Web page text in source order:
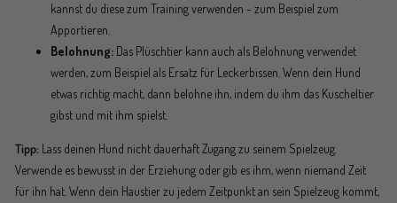
kannst du diese zum Training verwenden - zum Beispiel zum
Apportieren.
Belohnung: Das Plüschtier kann auch als Belohnung verwendet
werden, zum Beispiel als Ersatz für Leckerbissen. Wenn dein Hund
etwas richtig macht, dann belohne ihn, indem du ihm das Kuscheltier
gibst und mit ihm spielst.
Tipp: Lass deinen Hund nicht dauerhaft Zugang zu seinem Spielzeug.
Verwende es bewusst in der Erziehung oder gib es ihm, wenn niemand Zeit
für ihn hat. Wenn dein Haustier zu jedem Zeitpunkt an sein Spielzeug kommt,